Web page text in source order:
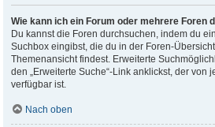
Wie kann ich ein Forum oder mehrere Foren
Du kannst die Foren durchsuchen, indem du
Suchbox eingibst, die du in der Foren-
Themenansicht findest. Erweiterte
den „Erweiterte Suche“-Link anklickst, der von
verfügbar ist.
Nach oben